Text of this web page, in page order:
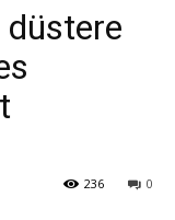
düstere
0
236